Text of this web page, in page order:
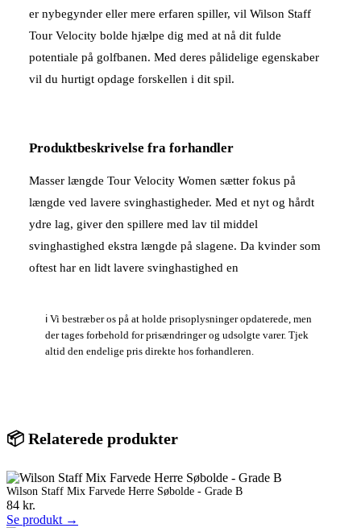
er nybegynder eller mere erfaren spiller, vil Wilson Staff
Tour Velocity bolde hjælpe dig med at nå dit fulde
potentiale på golfbanen. Med deres pålidelige egenskaber
vil du hurtigt opdage forskellen i dit spil.
Produktbeskrivelse fra forhandler
Masser længde Tour Velocity Women sætter fokus på
længde ved lavere svinghastigheder. Med et nyt og hårdt
ydre lag, giver den spillere med lav til middel
svinghastighed ekstra længde på slagene. Da kvinder som
oftest har en lidt lavere svinghastighed en
ℹ️ Vi bestræber os på at holde prisoplysninger opdaterede, men
der tages forbehold for prisændringer og udsolgte varer. Tjek
altid den endelige pris direkte hos forhandleren.
📦 Relaterede produkter
Wilson Staff Mix Farvede Herre Søbolde - Grade B
84 kr.
Se produkt →